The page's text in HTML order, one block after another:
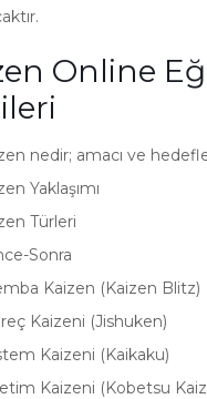
Online
nedir; amacı ve
Yaklaşımı
Türleri
Sonra
Kaizen (Kaizen Blitz)
Kaizeni (Jishuken)
Kaizeni (Kaikaku)
Kaizeni (Kobetsu